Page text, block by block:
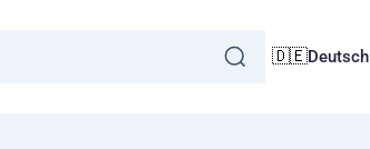
🇩🇪Deutsch